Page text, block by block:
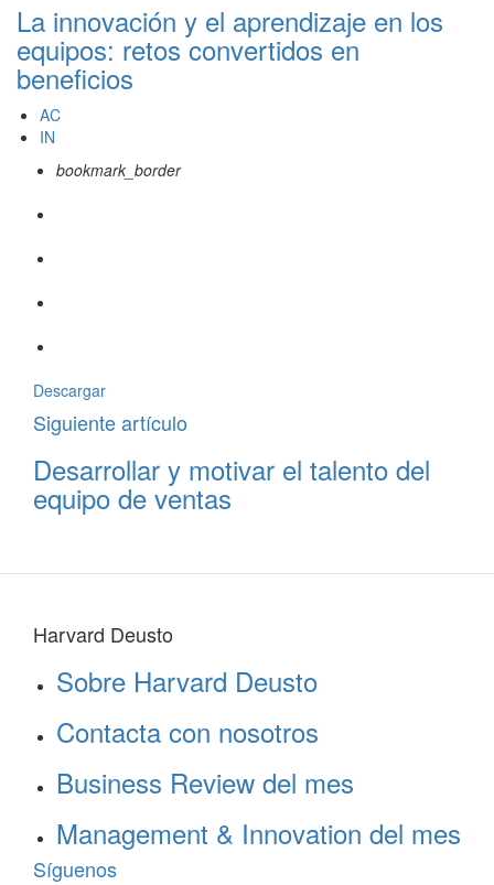
La innovación y el aprendizaje en los
equipos: retos convertidos en
beneficios
AC
IN
bookmark_border
Descargar
Siguiente artículo
Desarrollar y motivar el talento del
equipo de ventas
Harvard Deusto
Sobre Harvard Deusto
Contacta con nosotros
Business Review del mes
Management & Innovation del mes
Síguenos